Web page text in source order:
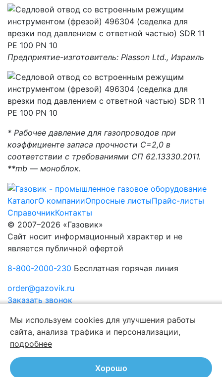
Предприятие-изготовитель: Plasson Ltd., Израиль
* Рабочее давление для газопроводов при
коэффициенте запаса прочности С=2,0 в
соответствии с требованиями СП 62.13330.2011.
**mb — моноблок.
КаталогО компанииОпросные листыПрайс-листы
СправочникКонтакты
© 2007–2026 «Газовик»
Сайт носит информационный характер и не
является публичной офертой
8-800-2000-230 Бесплатная горячая линия
order@gazovik.ru
Заказать звонок
Мы используем cookies для улучшения работы
сайта, анализа трафика и персонализации,
подробнее
Хорошо